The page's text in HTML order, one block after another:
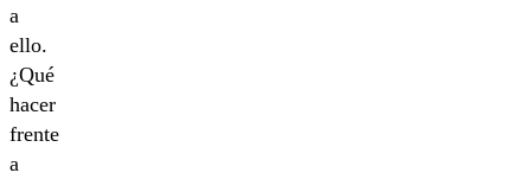
a
ello.
¿Qué
hacer
frente
a